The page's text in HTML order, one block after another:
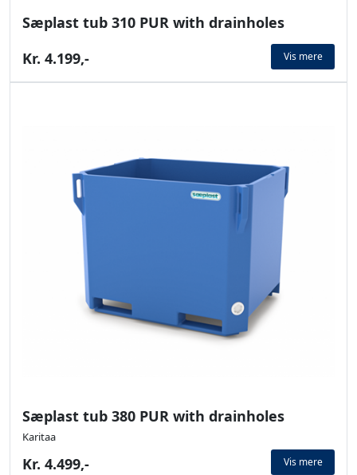
Sæplast tub 310 PUR with drainholes
Kr. 4.199,-
Vis mere
Sæplast tub 380 PUR with drainholes
Karitaa
Kr. 4.499,- Vis mere